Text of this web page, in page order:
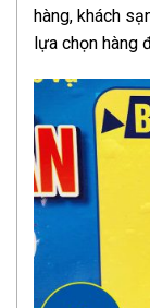
hàng, khách
lựa chọn hàng